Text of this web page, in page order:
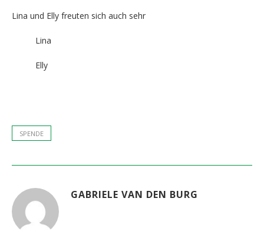
Lina und Elly freuten sich auch sehr
Lina
Elly
SPENDE
GABRIELE VAN DEN BURG